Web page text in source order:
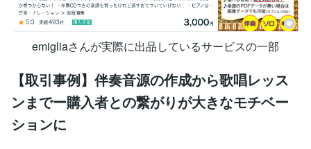
emigliaさんが実際に出品しているサービスの一部
【取引事例】伴奏音源の作成から歌唱レッス
ンまでー購入者との繋がりが大きなモチベー
ションに